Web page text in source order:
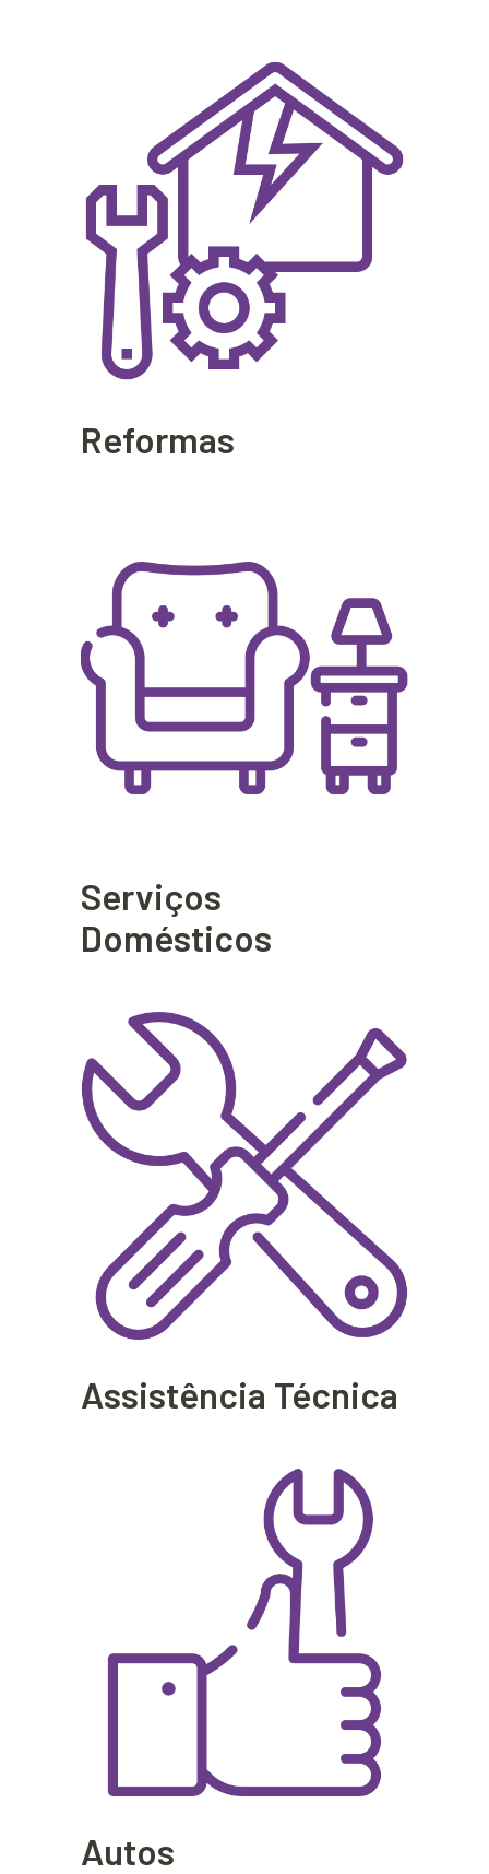
Reformas
Serviços
Domésticos
Assistência Técnica
Autos